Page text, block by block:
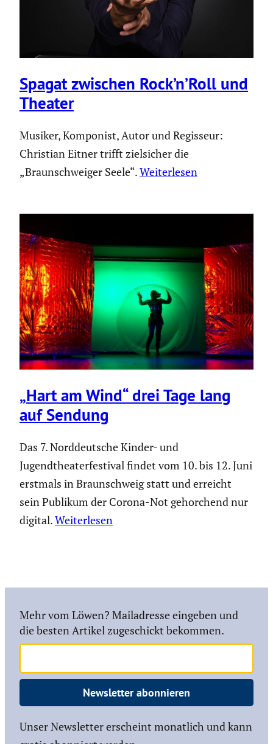
Spagat zwischen Rock’n’Roll und
Theater
Musiker, Komponist, Autor und Regisseur:
Christian Eitner trifft zielsicher die
„Braunschweiger Seele“.Weiterlesen
„Hart am Wind“ drei Tage lang
auf Sendung
Das 7. Norddeutsche Kinder- und
Jugendtheaterfestival findet vom 10. bis 12. Juni
erstmals in Braunschweig statt und erreicht
sein Publikum der Corona-Not gehorchend nur
digital.Weiterlesen
Mehr vom Löwen? Mailadresse eingeben und
die besten Artikel zugeschickt bekommen.
Newsletter abonnieren
Unser Newsletter erscheint monatlich und kann